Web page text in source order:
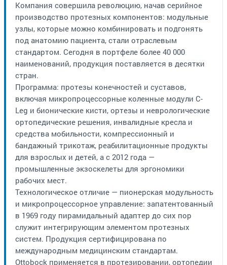
Компания совершила революцию, начав серийное
производство протезных компонентов: модульные
узлы, которые можно комбинировать и подгонять
под анатомию пациента, стали отраслевым
стандартом. Сегодня в портфеле более 40 000
наименований, продукция поставляется в десятки
стран.
Программа: протезы конечностей и суставов,
включая микропроцессорные коленные модули C-
Leg и бионические кисти, ортезы и неврологические
ортопедические решения, инвалидные кресла и
средства мобильности, компрессионный и
бандажный трикотаж, реабилитационные продукты
для взрослых и детей, а с 2012 года —
промышленные экзоскелеты для эргономики
рабочих мест.
Технологическое отличие — пионерская модульность
и микропроцессорное управление: запатентованный
в 1969 году пирамидальный адаптер до сих пор
служит интегрирующим элементом протезных
систем. Продукция сертифицирована по
международным медицинским стандартам.
Ottobock применяется в протезировании, ортопедии